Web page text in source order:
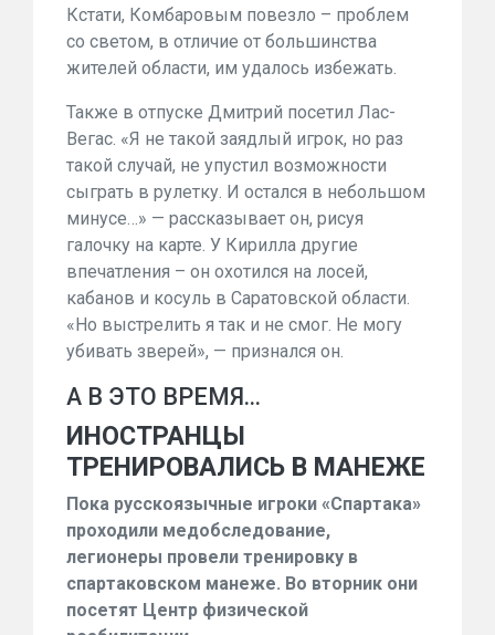
Кстати, Комбаровым повезло – проблем
со светом, в отличие от большинства
жителей области, им удалось избежать.
Также в отпуске Дмитрий посетил Лас-
Вегас. «Я не такой заядлый игрок, но раз
такой случай, не упустил возможности
сыграть в рулетку. И остался в небольшом
минусе…» — рассказывает он, рисуя
галочку на карте. У Кирилла другие
впечатления – он охотился на лосей,
кабанов и косуль в Саратовской области.
«Но выстрелить я так и не смог. Не могу
убивать зверей», — признался он.
А В ЭТО ВРЕМЯ…
ИНОСТРАНЦЫ
ТРЕНИРОВАЛИСЬ В МАНЕЖЕ
Пока русскоязычные игроки «Спартака»
проходили медобследование,
легионеры провели тренировку в
спартаковском манеже. Во вторник они
посетят Центр физической